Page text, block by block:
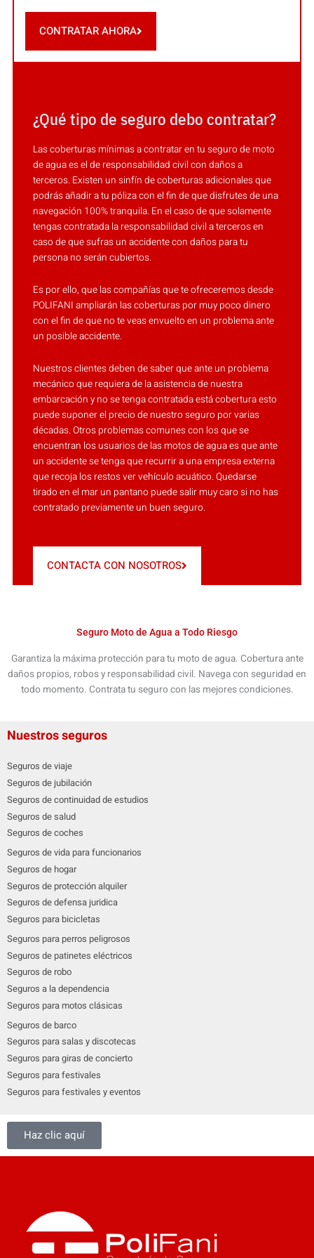
CONTRATAR AHORA
¿Qué tipo de seguro debo contratar?
Las coberturas mínimas a contratar en tu seguro de moto
de agua es el de responsabilidad civil con daños a
terceros. Existen un sinfín de coberturas adicionales que
podrás añadir a tu póliza con el fin de que disfrutes de una
navegación 100% tranquila. En el caso de que solamente
tengas contratada la responsabilidad civil a terceros en
caso de que sufras un accidente con daños para tu
persona no serán cubiertos.
Es por ello, que las compañías que te ofreceremos desde
POLIFANI ampliarán las coberturas por muy poco dinero
con el fin de que no te veas envuelto en un problema ante
un posible accidente.
Nuestros clientes deben de saber que ante un problema
mecánico que requiera de la asistencia de nuestra
embarcación y no se tenga contratada está cobertura esto
puede suponer el precio de nuestro seguro por varias
décadas. Otros problemas comunes con los que se
encuentran los usuarios de las motos de agua es que ante
un accidente se tenga que recurrir a una empresa externa
que recoja los restos ver vehículo acuático. Quedarse
tirado en el mar un pantano puede salir muy caro si no has
contratado previamente un buen seguro.
CONTACTA CON NOSOTROS
Seguro Moto de Agua a Todo Riesgo
Garantiza la máxima protección para tu moto de agua. Cobertura ante
daños propios, robos y responsabilidad civil. Navega con seguridad en
todo momento. Contrata tu seguro con las mejores condiciones.
Nuestros seguros
Seguros de viaje
Seguros de jubilación
Seguros de continuidad de estudios
Seguros de salud
Seguros de coches
Seguros de vida para funcionarios
Seguros de hogar
Seguros de protección alquiler
Seguros de defensa juridica
Seguros para bicicletas
Seguros para perros peligrosos
Seguros de patinetes eléctricos
Seguros de robo
Seguros a la dependencia
Seguros para motos clásicas
Seguros de barco
Seguros para salas y discotecas
Seguros para giras de concierto
Seguros para festivales
Seguros para festivales y eventos
Haz clic aquí